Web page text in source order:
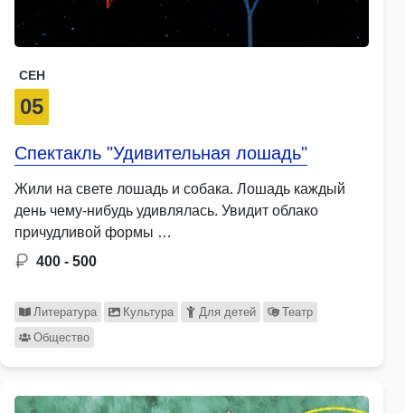
СЕН
05
Спектакль "Удивительная лошадь"
Жили на свете лошадь и собака. Лошадь каждый
день чему-нибудь удивлялась. Увидит облако
причудливой формы …
400 - 500
Литература Культура Для детей
Театр
Общество